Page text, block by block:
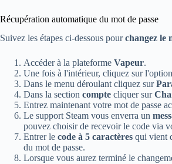
Récupération automatique du mot de passe
Suivez les étapes ci-dessous pourchangez le
Accéder à la plateforme Vapeur.
Une fois à l'intérieur, cliquez sur l'option
Dans le menu déroulant cliquez sur
Dans la section compte cliquer sur
Entrez maintenant votre mot de passe
Le support Steam vous enverra un
pouvez choisir de recevoir le code via
Entrer le code à 5 caractères qui vient
du mot de passe.
Lorsque vous aurez terminé le